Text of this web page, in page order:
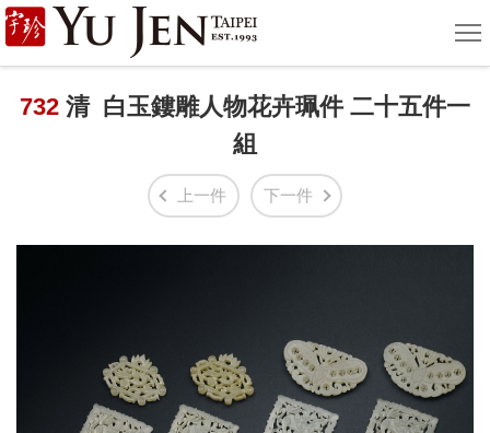
宇
珍
國
術
Taipei
單
732 清 白玉鏤雕人物花卉珮件 二十五件一
組
上一件 下一件